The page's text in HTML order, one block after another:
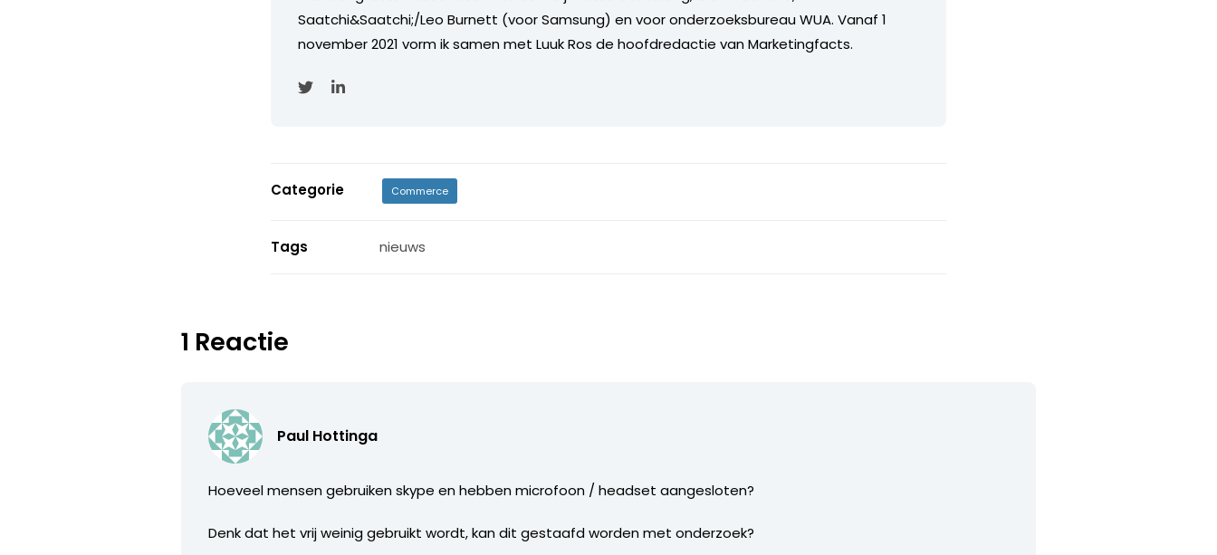
Saatchi&Saatchi;/Leo Burnett (voor Samsung) en voor onderzoeksbureau WUA. Vanaf 1
november 2021 vorm ik samen met Luuk Ros de hoofdredactie van Marketingfacts.
Categorie Commerce
Tags nieuws
1 Reactie
Paul Hottinga
Hoeveel mensen gebruiken skype en hebben microfoon / headset aangesloten?
Denk dat het vrij weinig gebruikt wordt, kan dit gestaafd worden met onderzoek?